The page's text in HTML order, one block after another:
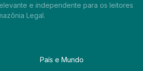
e independente para os leitores
Legal.
País e Mundo